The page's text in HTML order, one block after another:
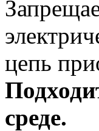
цепь
среде.